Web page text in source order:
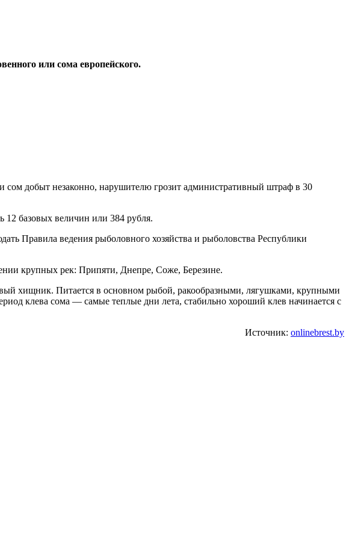
или сома европейского.
сом добыт незаконно, нарушителю грозит административный штраф в 30
12 базовых величин или 384 рубля.
Правила ведения рыболовного хозяйства и рыболовства Республики
крупных рек: Припяти, Днепре, Соже, Березине.
хищник. Питается в основном рыбой, ракообразными, лягушками, крупными
клева сома — самые теплые дни лета, стабильно хороший клев начинается с
Источник: onlinebrest.by